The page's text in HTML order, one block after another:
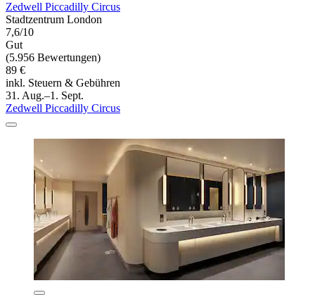
Zedwell Piccadilly Circus
Stadtzentrum London
7,6/10
Gut
(5.956 Bewertungen)
89 €
inkl. Steuern & Gebühren
31. Aug.–1. Sept.
Zedwell Piccadilly Circus